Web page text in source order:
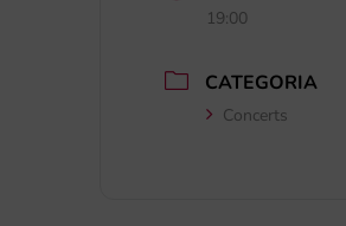
19:00
CATEGORIA
Concerts